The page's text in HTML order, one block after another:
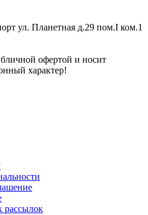
ул. Планетная д.29 пом.I ком.1
офертой и носит
характер!
рассылок